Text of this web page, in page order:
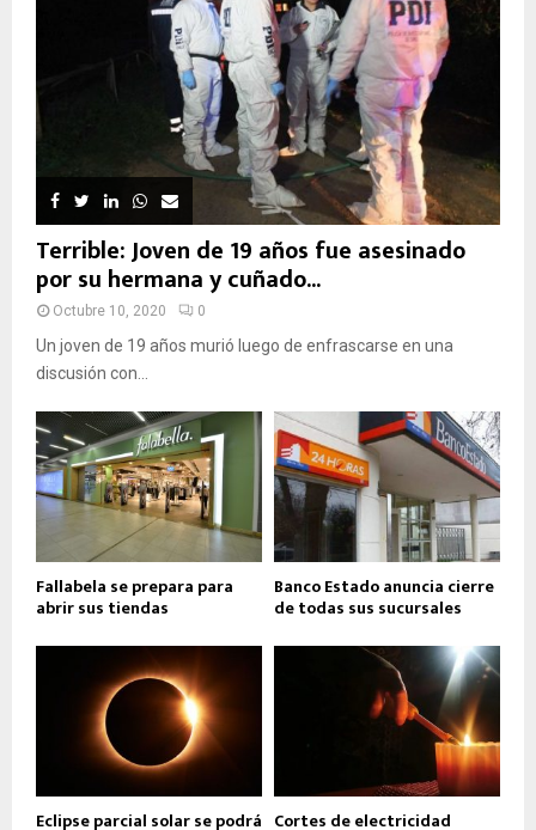
Terrible: Joven de 19 años fue asesinado
por su hermana y cuñado...
Octubre 10, 2020 0
Un joven de 19 años murió luego de enfrascarse en una
discusión con...
Fallabela se prepara para
abrir sus tiendas
Banco Estado anuncia cierre
de todas sus sucursales
Eclipse parcial solar se podrá Cortes de electricidad